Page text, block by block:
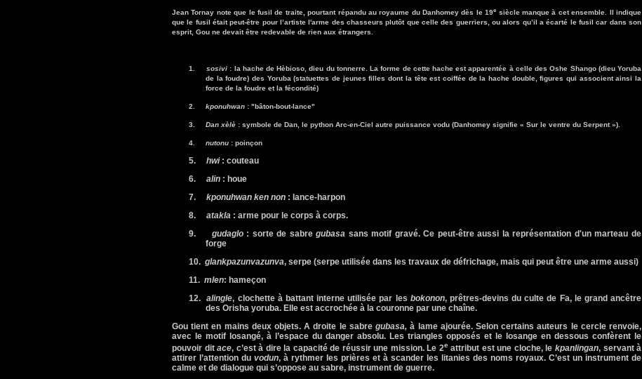
Jean Tornay note que le fusil de traite, pourtant répandu au royaume du Danhomey dès le 19e siècle manque à cet ensemble. Il indique
que le fusil était peut-être pour l’artiste l'arme des chasseurs plutôt que celle des guerriers, ou alors qu’il a écarté le fusil car dans son
esprit, Gou ne devait être redevable de rien aux étrangers.
1. sosivi : la hache de Hèbioso, dieu du tonnerre. La forme de cette hache est apparentée à celle des Oshe Shango (dieu Yoruba
de la foudre) des Yoruba (statuettes de jeunes filles dont la tête est coiffée de la hache double, figures qui associent ainsi la
force de la foudre et la fécondité)
2. kponuhwan : "bâton-bout-lance"
3. Dan xèlè : symbole de Dan, le python Arc-en-Ciel autre puissance vodu (Danhomey signifie « Sur le ventre du Serpent »).
4. nutonu : poinçon
5. hwi: couteau
6.
alin : houe
7.
kponuhwan ken non : lance-harpon
8.
atakla : arme pour le corps à corps.
9.
gudaglo: sorte de sabregubasa sans motif gravé. Ce peut-être aussi la représentation d'un marteau de
forge
10. glankpazunvazunva, serpe (serpe utilisée dans les travaux de défrichage, mais qui peut être une arme aussi)
11. mlen: hameçon
12. alingle, clochette à battant interne utilisée par les bokonon, prêtres-devins du culte de Fa, le grand ancêtre
des Orisha yoruba. Elle est accrochée à la couronne par une chaîne.
Gou tient en mains deux objets. A droite le sabregubasa,à lame ajourée. Selon certains auteurs le cercle renvoie,
avec le motif losangé, à l’espace du danger absolu. Les triangles opposés et le losange en dessous confèrent le
pouvoir ditace, c’est à dire la capacité de réussir une mission. Le 2eattribut est une cloche, le kpanlingan, servant à
attirer l’attention du vodun, à rythmer les prières et à scander les litanies des noms royaux. C’est un instrument de
calme et de dialogue qui s’oppose au sabre, instrument de guerre.